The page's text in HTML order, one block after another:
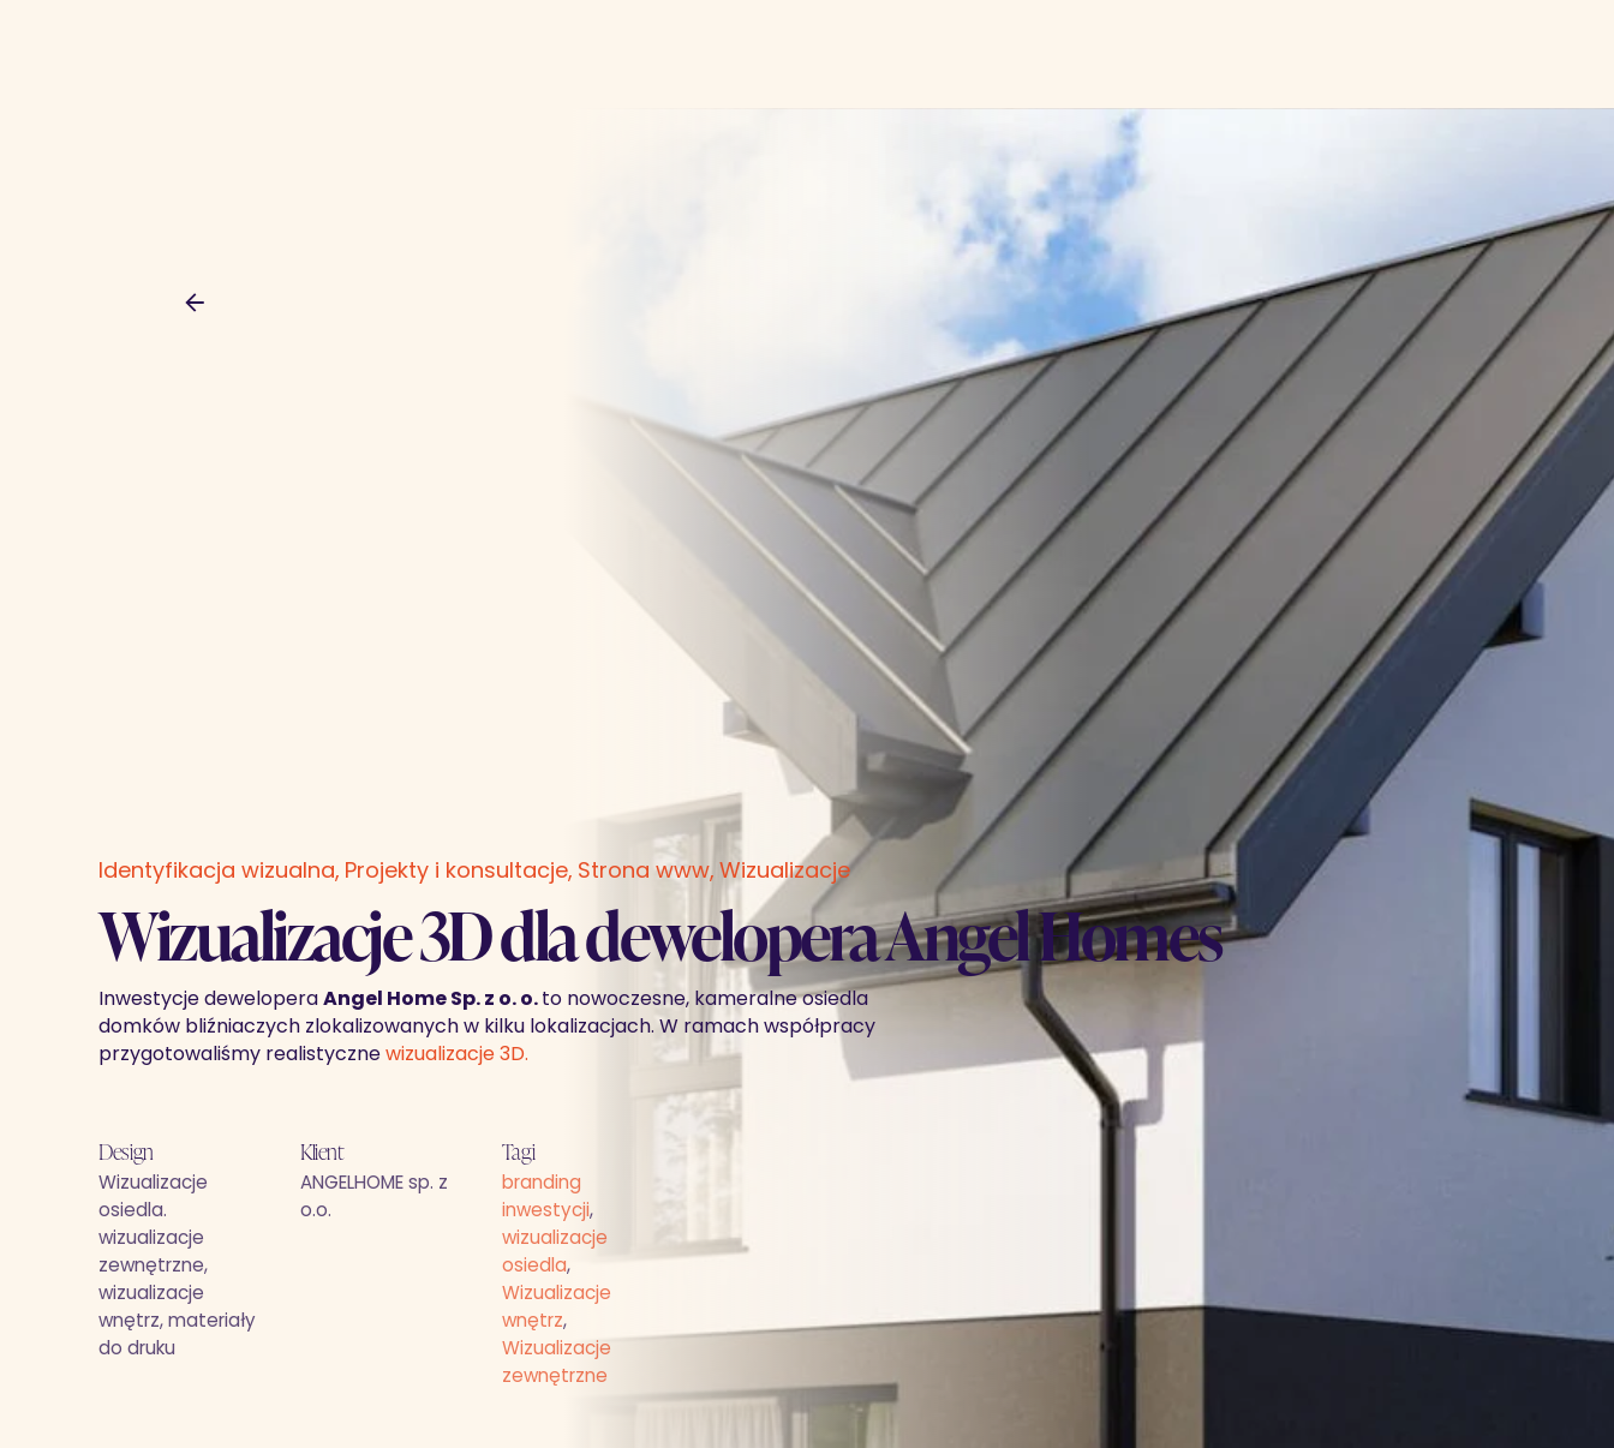
Identyfikacja wizualna Projekty i konsultacje Strona www Wizualizacje
Wizualizacje 3D dla dewelopera Angel Homes
Inwestycje dewelopera Angel Home Sp. z o. o. to nowoczesne, kameralne osiedla
domków bliźniaczych zlokalizowanych w kilku lokalizacjach. W ramach współpracy
przygotowaliśmy realistyczne wizualizacje 3D.
Design
Wizualizacje
osiedla.
wizualizacje
zewnętrzne,
wizualizacje
wnętrz, materiały
do druku
Klient
ANGELHOME sp. z
o.o.
Tagi
branding
inwestycji,
wizualizacje
osiedla,
Wizualizacje
wnętrz,
Wizualizacje
zewnętrzne